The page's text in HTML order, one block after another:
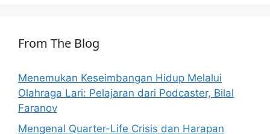
From The Blog
Menemukan Keseimbangan Hidup Melalui
Olahraga Lari: Pelajaran dari Podcaster, Bilal
Faranov
Mengenal Quarter-Life Crisis dan Harapan